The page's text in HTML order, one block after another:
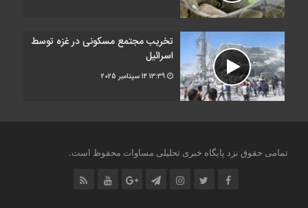
تخریب مجتمع مسکونی در غزه توسط
اسرائیل
14 سپتامبر 2025
تمامی حقوق نزد پایگاه خبری تحلیلی مساوات محفوظ است.